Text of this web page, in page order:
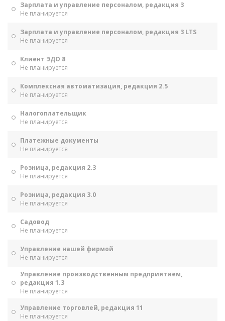
Зарплата и управление персоналом, редакция 3
Не планируется
Зарплата и управление персоналом, редакция 3 LTS
Не планируется
Клиент ЭДО 8
Не планируется
Комплексная автоматизация, редакция 2.5
Не планируется
Налогоплательщик
Не планируется
Платежные документы
Не планируется
Розница, редакция 2.3
Не планируется
Розница, редакция 3.0
Не планируется
Садовод
Не планируется
Управление нашей фирмой
Не планируется
Управление производственным предприятием,
редакция 1.3
Не планируется
Управление торговлей, редакция 11
Не планируется